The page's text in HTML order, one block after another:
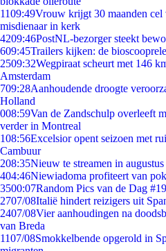
1109:49Vrouw krijgt 30 maanden
misdienaar in kerk
4209:46PostNL-bezorger steekt
609:45Trailers kijken: de
2509:32Wegpiraat scheurt met 146
Amsterdam
709:28Aanhoudende droogte
Holland
008:59Van de Zandschulp overleeft
verder in Montreal
108:56Excelsior opent seizoen met
Cambuur
208:35Nieuw te streamen in augustus
404:46Niewiadoma profiteert van
3500:07Random Pics van de Dag
2707/08Italië hindert reizigers uit
2407/08Vier aanhoudingen na
van Breda
1107/08Smokkelbende opgerold in